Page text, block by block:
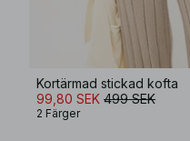
Kortärmad stickad kofta
99,80 SEK 499 SEK
2 Färger